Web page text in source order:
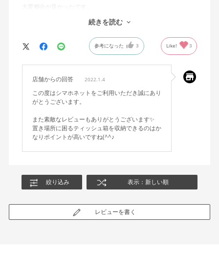
大変都合が良かったです。
引き出しの取手もクオリティ高くて持ちやすい。
続きを読む
参考になった 3 Like! 3
店舗からの回答 2022.1.4
この度はシマホネットをご利用いただき誠にあり
がとうございます。
また素敵なレビューもありがとうございます✨
置き場所に困るティッシュ箱を収納できるのはか
なりポイントが高いですね(^^♪
絞り込み 表示：新しい順
レビューを書く